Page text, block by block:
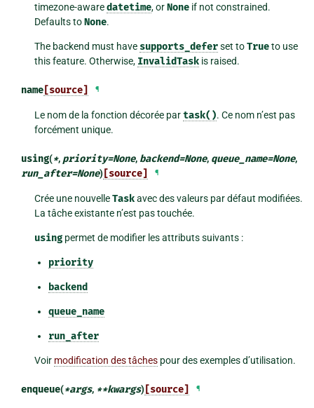
timezone-awaredatetime, orNone if not constrained.
Defaults toNone.
The backend must have supports_deferset toTrueto use
this feature. Otherwise, InvalidTask is raised.
name[source] ¶
Le nom de la fonction décorée partask(). Ce nom n’est pas
forcément unique.
using(*, priority=None, backend=None, queue_name=None,
run_after=None)[source] ¶
Crée une nouvelleTaskavec des valeurs par défaut modifiées.
La tâche existante n’est pas touchée.
using permet de modifier les attributs suivants :
priority
backend
queue_name
run_after
Voir modification des tâches pour des exemples d’utilisation.
enqueue(*args, **kwargs)[source] ¶